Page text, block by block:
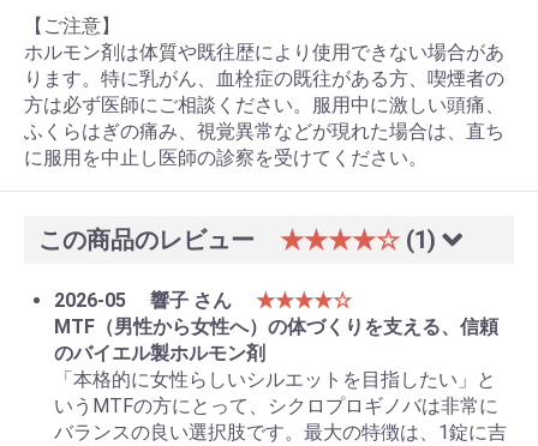
【ご注意】
ホルモン剤は体質や既往歴により使用できない場合があ
ります。特に乳がん、血栓症の既往がある方、喫煙者の
方は必ず医師にご相談ください。服用中に激しい頭痛、
ふくらはぎの痛み、視覚異常などが現れた場合は、直ち
に服用を中止し医師の診察を受けてください。
この商品のレビュー ★★★★☆ (1)
2026-05 響子 さん
★★★★☆
MTF（男性から女性へ）の体づくりを支える、信頼
のバイエル製ホルモン剤
「本格的に女性らしいシルエットを目指したい」と
いうMTFの方にとって、シクロプロギノバは非常に
バランスの良い選択肢です。最大の特徴は、1錠に吉